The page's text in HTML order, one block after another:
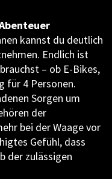
kannst du deutlich
Endlich ist
– ob E-Bikes,
für 4 Personen.
Sorgen um
der
bei der Waage vor
Gefühl, dass
der zulässigen